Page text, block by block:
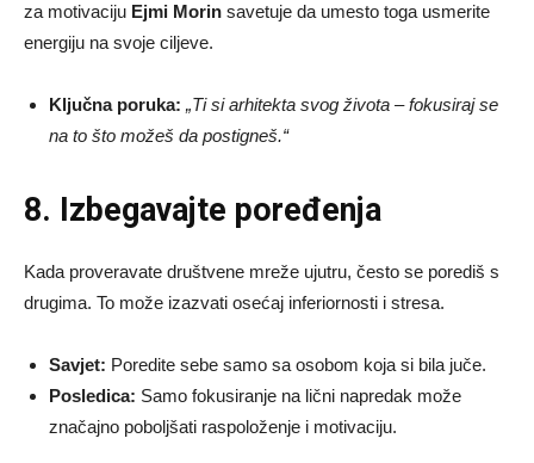
za motivaciju Ejmi Morin savetuje da umesto toga usmerite
energiju na svoje ciljeve.
Ključna poruka: „Ti si arhitekta svog života – fokusiraj se
na to što možeš da postigneš.“
8. Izbegavajte poređenja
Kada proveravate društvene mreže ujutru, često se porediš s
drugima. To može izazvati osećaj inferiornosti i stresa.
Savjet: Poredite sebe samo sa osobom koja si bila juče.
Posledica: Samo fokusiranje na lični napredak može
značajno poboljšati raspoloženje i motivaciju.